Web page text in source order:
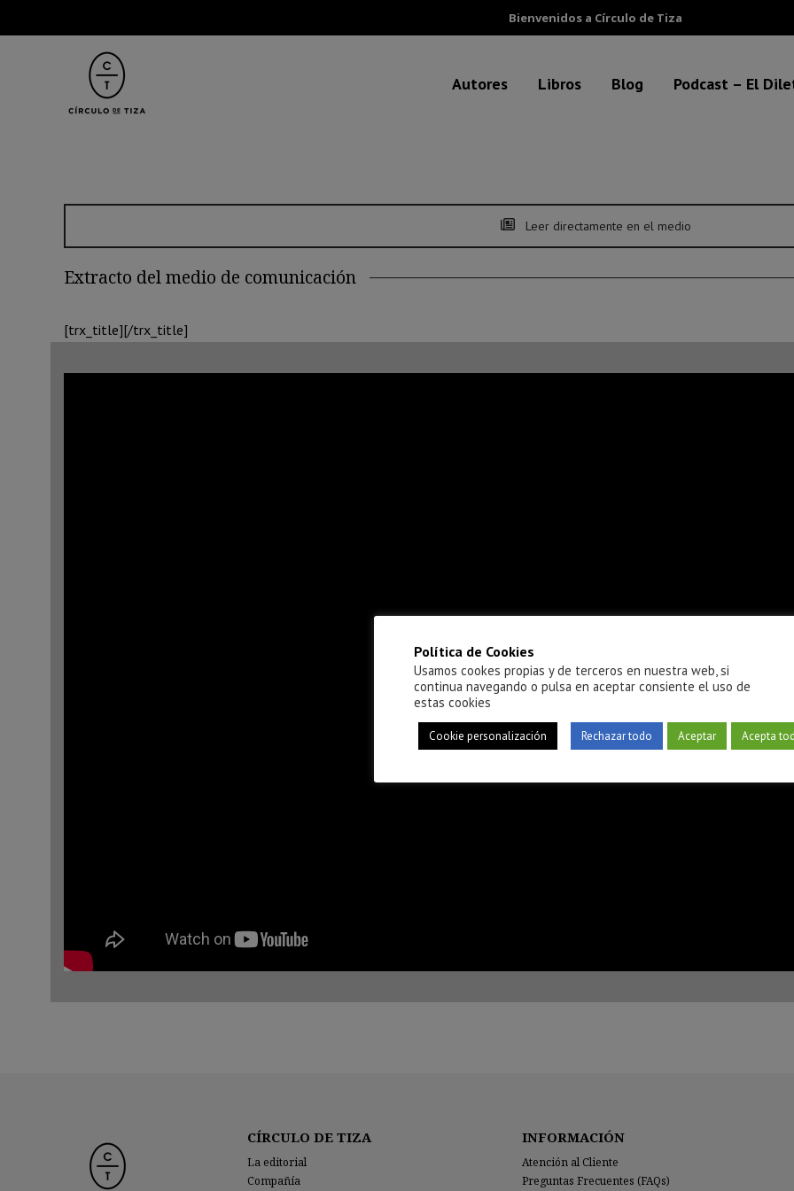
Bienvenidos a Círculo de Tiza
Autores Libros Blog Podcast – El
Leer directamente en el medio
Extracto del medio de comunicación
[trx_title][/trx_title]
CÍRCULO DE TIZA
La editorial
Compañía
INFORMACIÓN
Atención al Cliente
Preguntas Frecuentes (FAQs)
Política de Cookies
Usamos cookes propias y de terceros en nuestra web, si
continua navegando o pulsa en aceptar consiente el uso de
estas cookies
Cookie personalización Rechazar todo Aceptar Acepta